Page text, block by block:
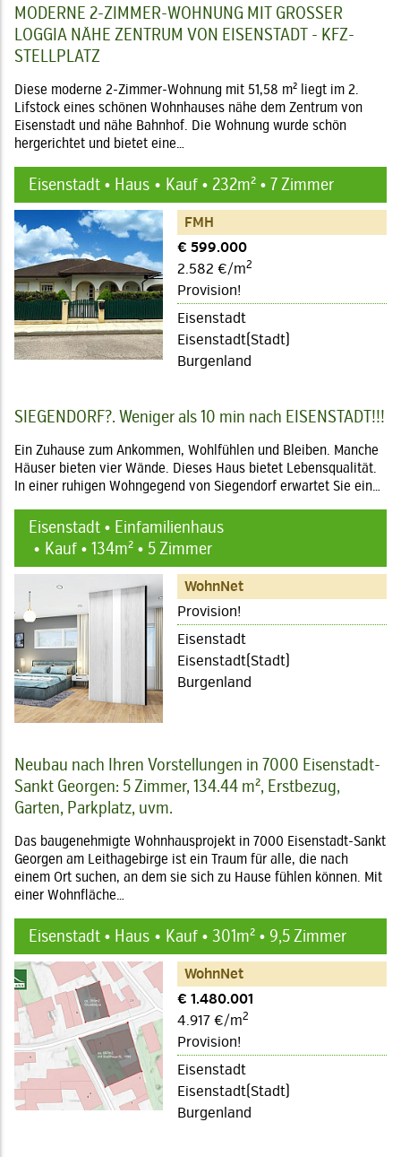
MODERNE 2-ZIMMER-WOHNUNG MIT GROSSER
LOGGIA NÄHE ZENTRUM VON EISENSTADT - KFZ-
STELLPLATZ
Diese moderne 2-Zimmer-Wohnung mit 51,58 m² liegt im 2.
Lifstock eines schönen Wohnhauses nähe dem Zentrum von
Eisenstadt und nähe Bahnhof. Die Wohnung wurde schön
hergerichtet und bietet eine…
Eisenstadt • Haus Kauf • 232m² • 7 Zimmer
FMH
€ 599.000
2.582 €/m2
Provision!
Eisenstadt
Eisenstadt(Stadt)
Burgenland
SIEGENDORF?. Weniger als 10 min nach EISENSTADT!!!
Ein Zuhause zum Ankommen, Wohlfühlen und Bleiben. Manche
Häuser bieten vier Wände. Dieses Haus bietet Lebensqualität.
In einer ruhigen Wohngegend von Siegendorf erwartet Sie ein…
Eisenstadt • Einfamilienhaus
Kauf • 134m² • 5 Zimmer
WohnNet
Provision!
Eisenstadt
Eisenstadt(Stadt)
Burgenland
Neubau nach Ihren Vorstellungen in 7000 Eisenstadt-
Sankt Georgen: 5 Zimmer, 134.44 m², Erstbezug,
Garten, Parkplatz, uvm.
Das baugenehmigte Wohnhausprojekt in 7000 Eisenstadt-Sankt
Georgen am Leithagebirge ist ein Traum für alle, die nach
einem Ort suchen, an dem sie sich zu Hause fühlen können. Mit
einer Wohnfläche…
Eisenstadt • Haus Kauf • 301m² • 9,5 Zimmer
WohnNet
€ 1.480.001
4.917 €/m2
Provision!
Eisenstadt
Eisenstadt(Stadt)
Burgenland